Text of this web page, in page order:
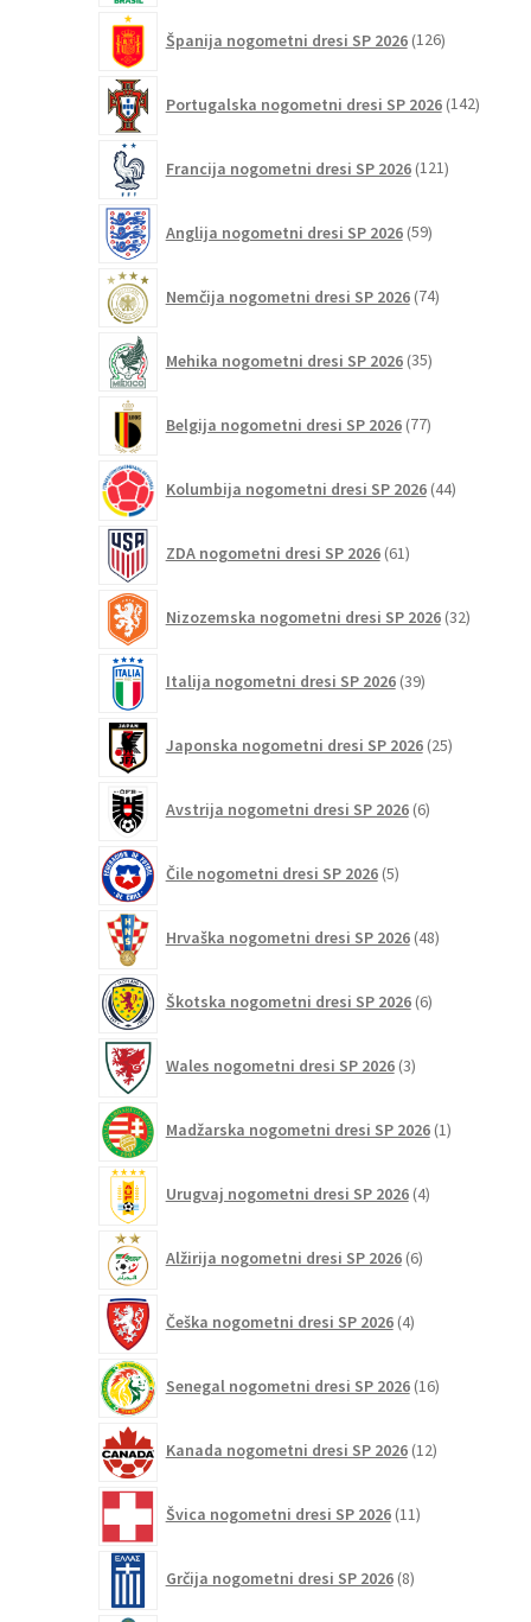
Španija nogometni dresi SP 2026 126izdelkov
Portugalska nogometni dresi SP 2026 142
Francija nogometni dresi SP 2026 121izdelkov
Anglija nogometni dresi SP 2026 59izdelkov
Nemčija nogometni dresi SP 2026 74izdelkov
Mehika nogometni dresi SP 2026 35izdelkov
Belgija nogometni dresi SP 2026 77izdelkov
Kolumbija nogometni dresi SP 2026 44izdelkov
ZDA nogometni dresi SP 2026 61izdelkov
Nizozemska nogometni dresi SP 2026 32izdelkov
Italija nogometni dresi SP 2026 39izdelkov
Japonska nogometni dresi SP 2026 25izdelkov
Avstrija nogometni dresi SP 2026 6izdelkov
Čile nogometni dresi SP 2026 5izdelkov
Hrvaška nogometni dresi SP 2026 48izdelkov
Škotska nogometni dresi SP 2026 6izdelkov
Wales nogometni dresi SP 2026 3izdelki
Madžarska nogometni dresi SP 2026 1izdelek
Urugvaj nogometni dresi SP 2026 4izdelki
Alžirija nogometni dresi SP 2026 6izdelkov
Češka nogometni dresi SP 2026 4izdelki
Senegal nogometni dresi SP 2026 16izdelkov
Kanada nogometni dresi SP 2026 12izdelkov
Švica nogometni dresi SP 2026 11izdelkov
Grčija nogometni dresi SP 2026 8izdelkov